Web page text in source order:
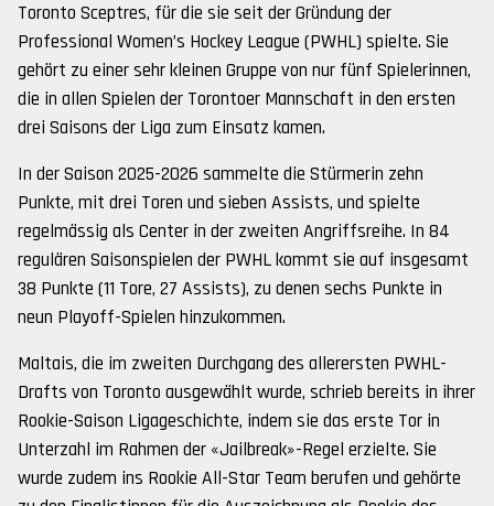
Toronto Sceptres, für die sie seit der Gründung der
Professional Women’s Hockey League (PWHL) spielte. Sie
gehört zu einer sehr kleinen Gruppe von nur fünf Spielerinnen,
die in allen Spielen der Torontoer Mannschaft in den ersten
drei Saisons der Liga zum Einsatz kamen.
In der Saison 2025-2026 sammelte die Stürmerin zehn
Punkte, mit drei Toren und sieben Assists, und spielte
regelmässig als Center in der zweiten Angriffsreihe. In 84
regulären Saisonspielen der PWHL kommt sie auf insgesamt
38 Punkte (11 Tore, 27 Assists), zu denen sechs Punkte in
neun Playoff-Spielen hinzukommen.
Maltais, die im zweiten Durchgang des allerersten PWHL-
Drafts von Toronto ausgewählt wurde, schrieb bereits in ihrer
Rookie-Saison Ligageschichte, indem sie das erste Tor in
Unterzahl im Rahmen der «Jailbreak»-Regel erzielte. Sie
wurde zudem ins Rookie All-Star Team berufen und gehörte